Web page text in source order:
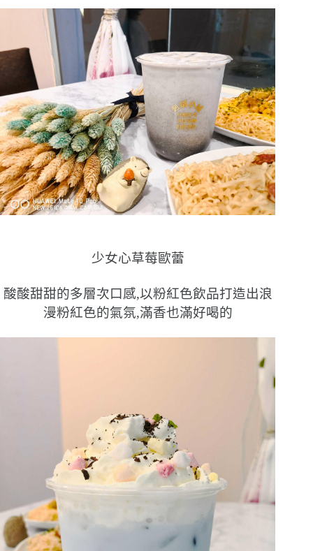
少女心草莓歐蕾
酸酸甜甜的多層次口感,以粉紅色飲品打造出浪
漫粉紅色的氣氛,滿香也滿好喝的